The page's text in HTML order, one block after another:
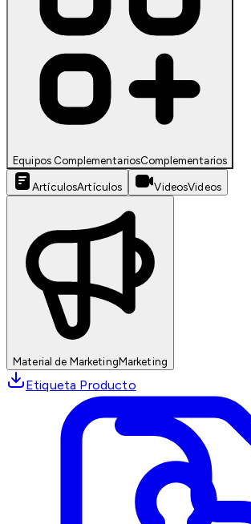
Equipos ComplementariosComplementarios
ArtículosArtículos VideosVideos
Material de MarketingMarketing
Etiqueta Producto